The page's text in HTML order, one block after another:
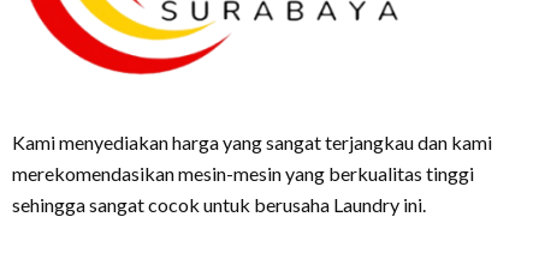
Kami menyediakan harga yang sangat terjangkau dan kami
merekomendasikan mesin-mesin yang berkualitas tinggi
sehingga sangat cocok untuk berusaha Laundry ini.